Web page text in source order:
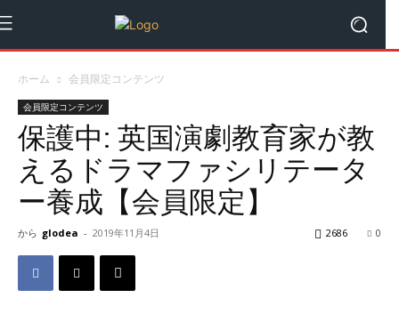
ホーム 会員限定コンテンツ
会員限定コンテンツ
保護中: 英国演劇教育家が教
えるドラマファシリテータ
ー養成【会員限定】
から glodea - 2019年11月4日 0
2686